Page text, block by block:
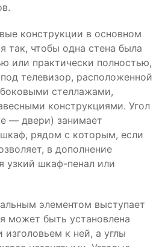
конструкции в основном
так, чтобы одна стена была
или практически полностью,
телевизор, расположенной
стеллажами,
конструкциями. Угол
— двери) занимает
рядом с которым, если
в дополнение
узкий шкаф-пенал или
элементом выступает
может быть установлена
изголовьем к ней, а углы